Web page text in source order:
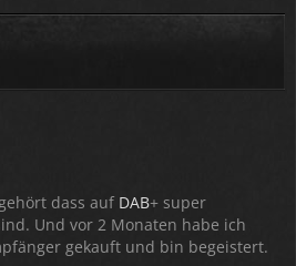
dass auf DAB+ super
Und vor 2 Monaten habe ich
gekauft und bin begeistert.